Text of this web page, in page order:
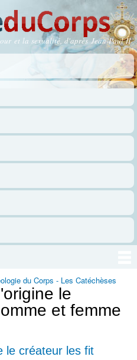
et la sexualité, d'après Jean-Paul II
du Corps - Les Catéchèses
le
et femme
le créateur les fit